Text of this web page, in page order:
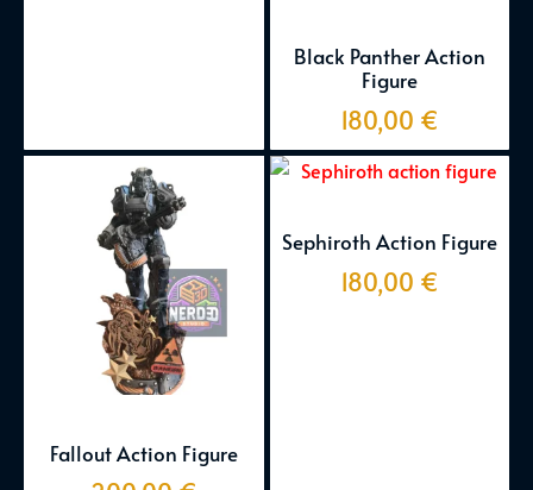
Black Panther Action
Figure
180,00 €
Fallout Action Figure
Sephiroth Action Figure
180,00 €